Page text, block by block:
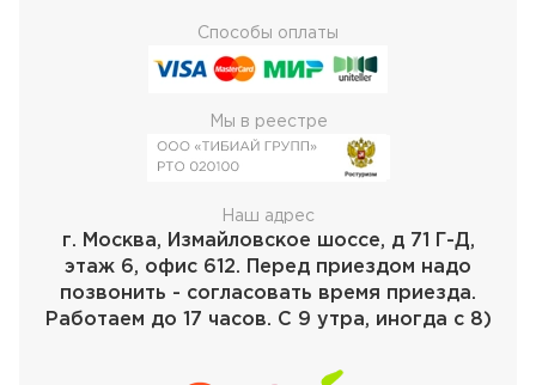
Способы оплаты
Мы в реестре
Наш адрес
г. Москва, Измайловское шоссе, д 71 Г-Д,
этаж 6, офис 612. Перед приездом надо
позвонить - согласовать время приезда.
Работаем до 17 часов. С 9 утра, иногда с 8)